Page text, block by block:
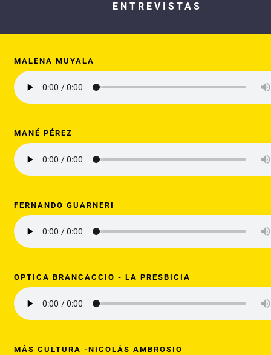
ENTREVISTAS
MALENA MUYALA
MANÉ PÉREZ
FERNANDO GUARNERI
OPTICA BRANCACCIO - LA PRESBICIA
MÁS CULTURA -NICOLÁS AMBROSIO